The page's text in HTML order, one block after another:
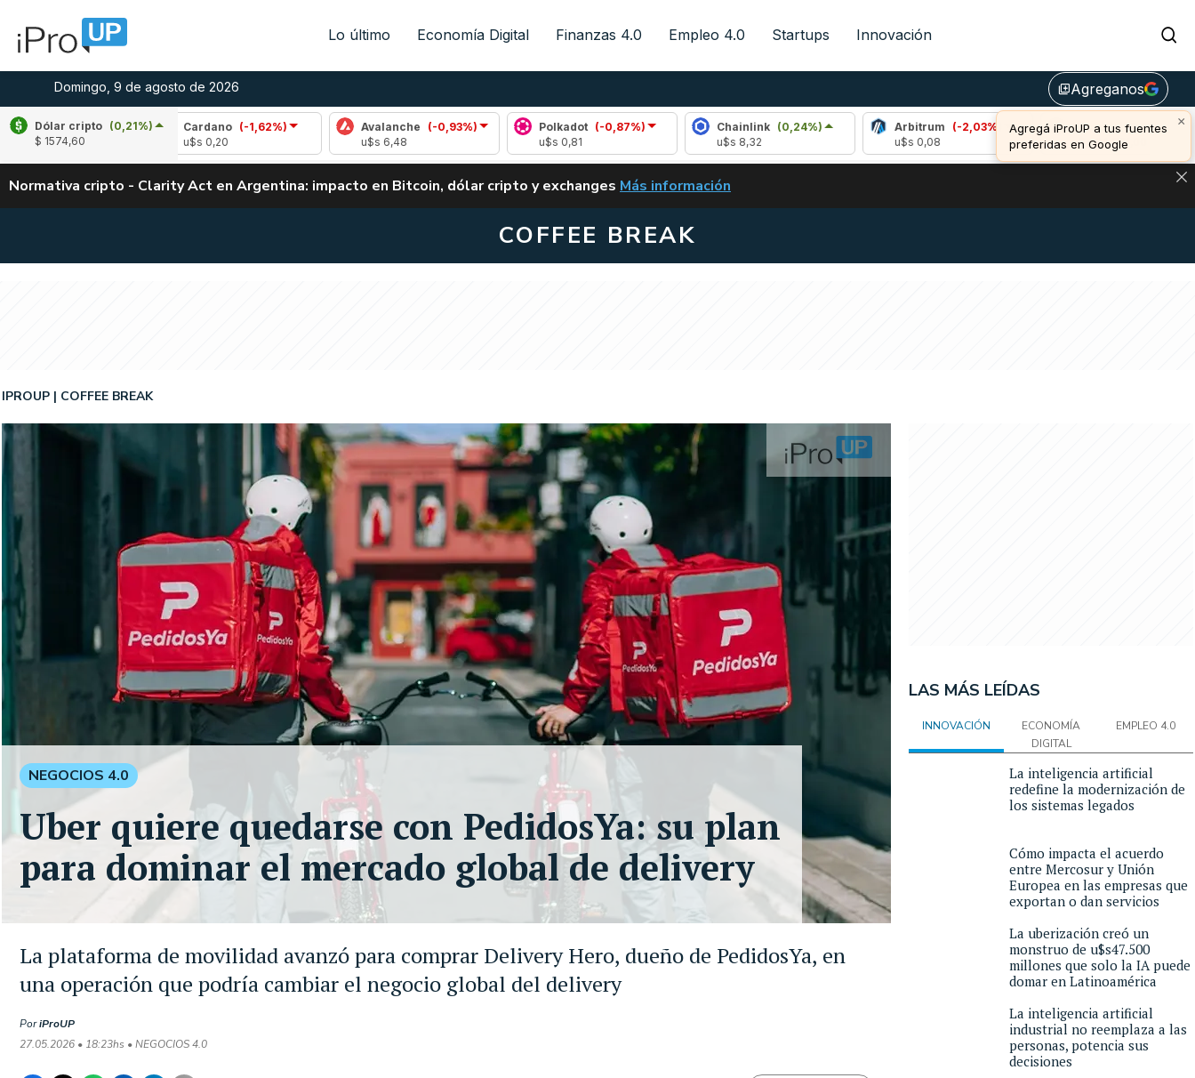
Lo último Economía Digital Finanzas 4.0 Empleo 4.0 Startups Innovación
Domingo, 9 de agosto de 2026 library_addAgreganos
×
Agregá iProUP a tus fuentes
preferidas en Google
Dólar cripto (0,21%)
$ 1574,60
Cardano
(-1,62%)
Avalanche
(-0,93%)
Polkadot (-0,87%)
Chainlink
(0,24%)
Arbitrum
(-2,03%)
Bitcoin (-0,27%)
u$s 64.861,00
Normativa cripto - Clarity Act en Argentina: impacto en Bitcoin, dólar cripto y exchanges CLARITY ACT EN ARGENTINA: IMPACTO EN BITCOIN, DÓLAR CRIPTO Y EXCHANGES
Más información
COFFEE BREAK
La plataforma de movilidad avanzó para comprar Delivery Hero, dueño de PedidosYa, en
una operación que podría cambiar el negocio global del delivery
IPROUP COFFEE BREAK
PoriProUP
27.05.2026 • 18:23hs • NEGOCIOS 4.0
NEGOCIOS 4.0
Uber quiere quedarse con PedidosYa: su plan
para dominar el mercado global de delivery
LAS MÁS LEÍDAS
INNOVACIÓN
ECONOMÍA
DIGITAL
EMPLEO 4.0
La inteligencia artificial
redefine la modernización de
los sistemas legados
Cómo impacta el acuerdo
entre Mercosur y Unión
Europea en las empresas que
exportan o dan servicios
La uberización creó un
monstruo de u$s47.500
millones que solo la IA puede
domar en Latinoamérica
La inteligencia artificial
industrial no reemplaza a las
personas, potencia sus
decisiones